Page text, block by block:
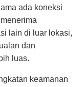
ada koneksi
lain di luar lokasi,
dan
luas.
keamanan